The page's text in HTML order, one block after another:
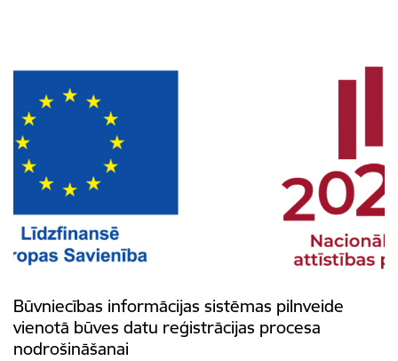
Būvniecības informācijas sistēmas pilnveide
vienotā būves datu reģistrācijas procesa
nodrošināšanai